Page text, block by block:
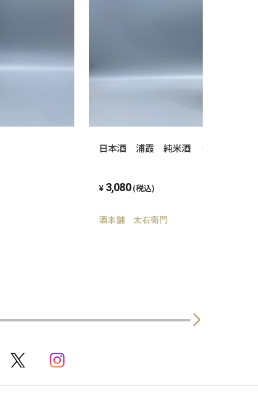
日本酒 浦霞 純米酒 佐浦
3,080 (税込)
酒本舗 太右衛門